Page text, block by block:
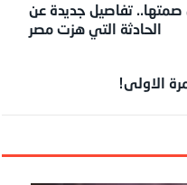
صمتها.. تفاصيل جديدة عن
الحادثة التي هزت مصر